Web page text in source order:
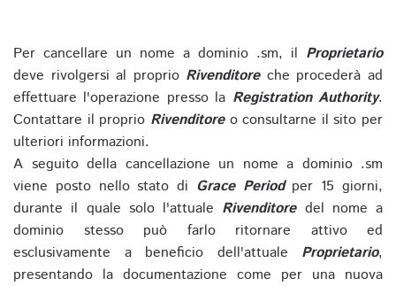
Per cancellare un nome a dominio .sm, il Proprietario
deve rivolgersi al proprio Rivenditoreche procederà ad
effettuare l'operazione presso la Registration Authority.
Contattare il proprio Rivenditoreo consultarne il sito per
ulteriori informazioni.
A seguito della cancellazione un nome a dominio .sm
viene posto nello stato di Grace Periodper 15 giorni,
durante il quale solo l'attuale Rivenditoredel nome a
dominio stesso può farlo ritornare attivo ed
esclusivamente a beneficio dell'attuale Proprietario,
presentando la documentazione come per una nuova